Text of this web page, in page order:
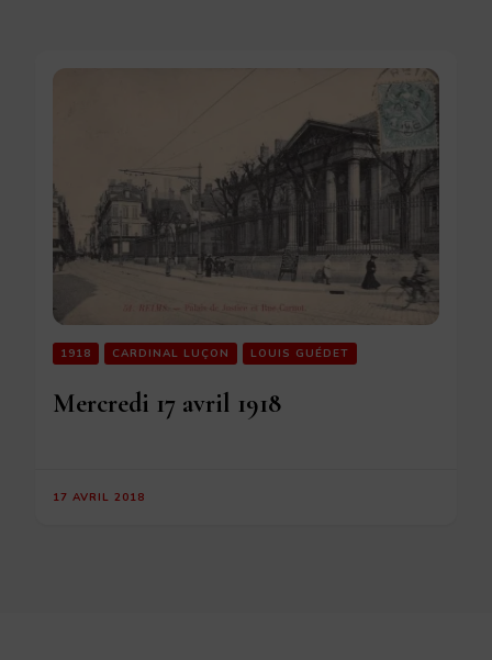
1918 CARDINAL LUÇON LOUIS GUÉDET
Mercredi 17 avril 1918
17 AVRIL 2018